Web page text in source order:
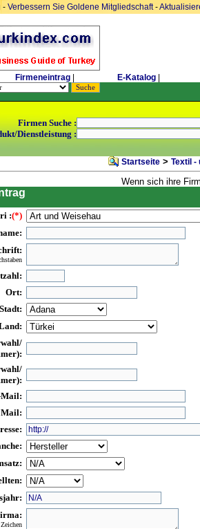
- Verbessern Sie Goldene Mitgliedschaft-
Firmeneintrag E-Katalog
Firmen Suche :
Dienstleistung :
Startseite > Textil -
Wenn sich ihre
:(*)
Ort:
Stadt: